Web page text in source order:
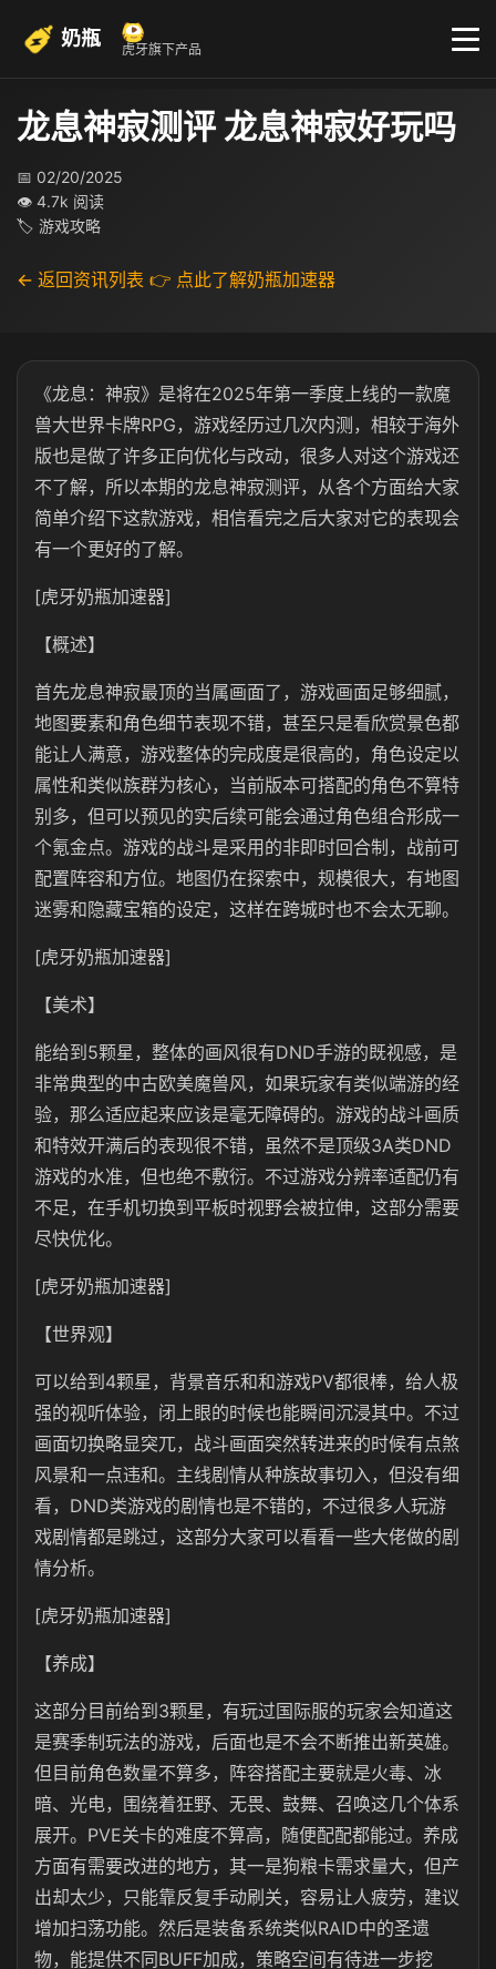
奶瓶 虎牙旗下产品
龙息神寂测评 龙息神寂好玩吗
📅 02/20/2025
👁 4.7k 阅读
🏷 游戏攻略
← 返回资讯列表 👉 点此了解奶瓶加速器
《龙息：神寂》是将在2025年第一季度上线的一款魔
兽大世界卡牌RPG，游戏经历过几次内测，相较于海外
版也是做了许多正向优化与改动，很多人对这个游戏还
不了解，所以本期的龙息神寂测评，从各个方面给大家
简单介绍下这款游戏，相信看完之后大家对它的表现会
有一个更好的了解。
[虎牙奶瓶加速器]
【概述】
首先龙息神寂最顶的当属画面了，游戏画面足够细腻，
地图要素和角色细节表现不错，甚至只是看欣赏景色都
能让人满意，游戏整体的完成度是很高的，角色设定以
属性和类似族群为核心，当前版本可搭配的角色不算特
别多，但可以预见的实后续可能会通过角色组合形成一
个氪金点。游戏的战斗是采用的非即时回合制，战前可
配置阵容和方位。地图仍在探索中，规模很大，有地图
迷雾和隐藏宝箱的设定，这样在跨城时也不会太无聊。
[虎牙奶瓶加速器]
【美术】
能给到5颗星，整体的画风很有DND手游的既视感，是
非常典型的中古欧美魔兽风，如果玩家有类似端游的经
验，那么适应起来应该是毫无障碍的。游戏的战斗画质
和特效开满后的表现很不错，虽然不是顶级3A类DND
游戏的水准，但也绝不敷衍。不过游戏分辨率适配仍有
不足，在手机切换到平板时视野会被拉伸，这部分需要
尽快优化。
[虎牙奶瓶加速器]
【世界观】
可以给到4颗星，背景音乐和和游戏PV都很棒，给人极
强的视听体验，闭上眼的时候也能瞬间沉浸其中。不过
画面切换略显突兀，战斗画面突然转进来的时候有点煞
风景和一点违和。主线剧情从种族故事切入，但没有细
看，DND类游戏的剧情也是不错的，不过很多人玩游
戏剧情都是跳过，这部分大家可以看看一些大佬做的剧
情分析。
[虎牙奶瓶加速器]
【养成】
这部分目前给到3颗星，有玩过国际服的玩家会知道这
是赛季制玩法的游戏，后面也是不会不断推出新英雄。
但目前角色数量不算多，阵容搭配主要就是火毒、冰
暗、光电，围绕着狂野、无畏、鼓舞、召唤这几个体系
展开。PVE关卡的难度不算高，随便配配都能过。养成
方面有需要改进的地方，其一是狗粮卡需求量大，但产
出却太少，只能靠反复手动刷关，容易让人疲劳，建议
增加扫荡功能。然后是装备系统类似RAID中的圣遗
物，能提供不同BUFF加成，策略空间有待进一步挖